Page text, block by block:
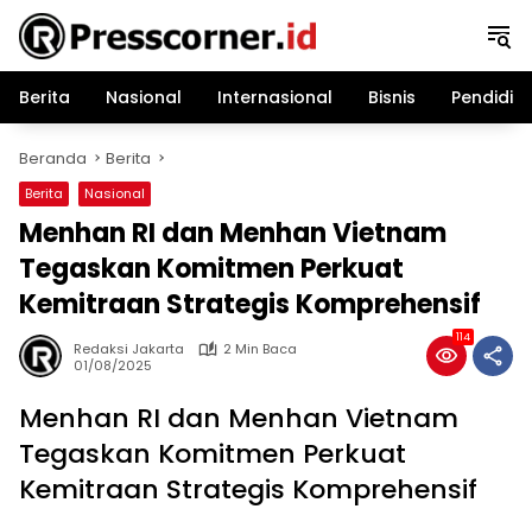
Langsung
konten
Berita
Nasional Internasional Bisnis
Beranda Berita
Berita Nasional
Menhan RI dan Menhan Vietnam
Tegaskan Komitmen Perkuat
Kemitraan Strategis Komprehensif
Redaksi Jakarta
2 Min Baca
01/08/2025
114
Menhan RI dan Menhan Vietnam
Tegaskan Komitmen Perkuat
Kemitraan Strategis Komprehensif